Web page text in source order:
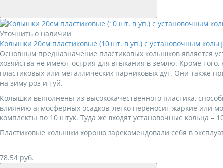
Уточнить о наличии
Колышки 20см пластиковые (10 шт. в уп.) с установочным
Основным предназначение пластиковых колышков является
хозяйства не имеют острия для втыкания в землю. Кроме
пластиковых или металлических парниковых дуг. Они также
на зиму роз и туй.
Колышки выполнены из высококачественного пластика,
влиянию атмосферных осадков, легко переносит жаркие или
комплекты по 10 штук. Туда же входят установочные кольца –
Пластиковые колышки хорошо зарекомендовали себя в
78.54 руб.